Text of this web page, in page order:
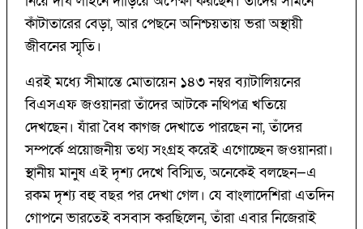
কাঁটাতারের বেড়া, আর পেছনে অনিশ্চয়তায় ভরা অস্থায়ী
জীবনের স্মৃতি।
এরই মধ্যে সীমান্তে মোতায়েন ১৪৩ নম্বর ব্যাটালিয়নের
বিএসএফ জওয়ানরা তাঁদের আটকে নথিপত্র খতিয়ে
দেখছেন। যাঁরা বৈধ কাগজ দেখাতে পারছেন না, তাঁদের
সম্পর্কে প্রয়োজনীয় তথ্য সংগ্রহ করেই এগোচ্ছেন জওয়ানরা।
স্থানীয় মানুষ এই দৃশ্য দেখে বিস্মিত, অনেকেই বলছেন—এ
রকম দৃশ্য বহু বছর পর দেখা গেল। যে বাংলাদেশিরা এতদিন
গোপনে ভারতেই বসবাস করছিলেন, তাঁরা এবার নিজেরাই